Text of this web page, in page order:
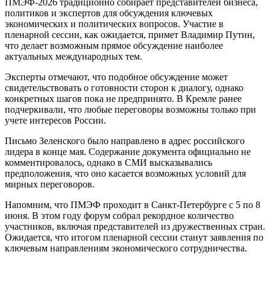
ПМЭФ-2026 традиционно собирает представителей бизнеса,
политиков и экспертов для обсуждения ключевых
экономических и политических вопросов. Участие в
пленарной сессии, как ожидается, примет Владимир Путин,
что делает возможным прямое обсуждение наиболее
актуальных международных тем.
Эксперты отмечают, что подобное обсуждение может
свидетельствовать о готовности сторон к диалогу, однако
конкретных шагов пока не предпринято. В Кремле ранее
подчеркивали, что любые переговоры возможны только при
учете интересов России.
Письмо Зеленского было направлено в адрес российского
лидера в конце мая. Содержание документа официально не
комментировалось, однако в СМИ высказывались
предположения, что оно касается возможных условий для
мирных переговоров.
Напомним, что ПМЭФ проходит в Санкт-Петербурге с 5 по 8
июня. В этом году форум собрал рекордное количество
участников, включая представителей из дружественных стран.
Ожидается, что итогом пленарной сессии станут заявления по
ключевым направлениям экономического сотрудничества.